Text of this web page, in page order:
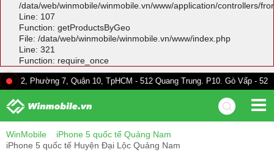
/data/web/winmobile/winmobile.vn/www/application/controllers/
Line: 107
Function: getProductsByGeo
File: /data/web/winmobile/winmobile.vn/www/index.php
Line: 321
Function: require_once
7, Quận 10, TpHCM - 512 Quang Trung. P10. Gò Vấp - 528A Trường
WinMobile
iPhone 5 quốc tế Quảng Nam
iPhone 5 quốc tế Huyện Đại Lộc Quảng Nam